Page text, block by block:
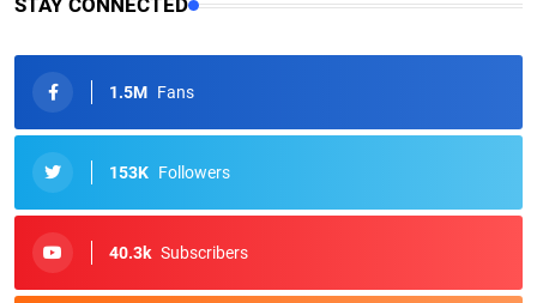
STAY CONNECTED
1.5M Fans
153K Followers
40.3k Subscribers